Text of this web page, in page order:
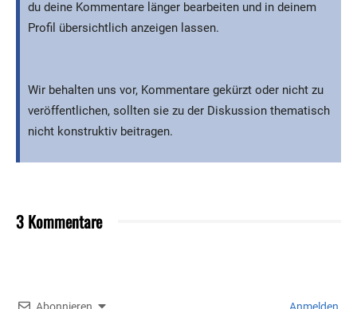
du deine Kommentare länger bearbeiten und in deinem
Profil übersichtlich anzeigen lassen.
Wir behalten uns vor, Kommentare gekürzt oder nicht zu
veröffentlichen, sollten sie zu der Diskussion thematisch
nicht konstruktiv beitragen.
3 Kommentare